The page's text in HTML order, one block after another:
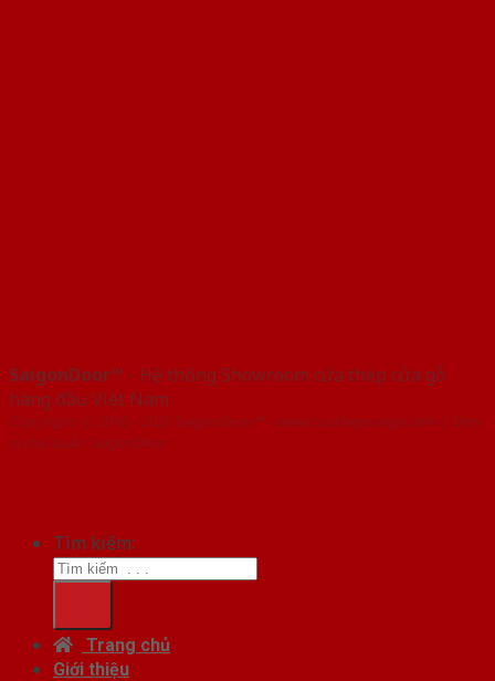
SaigonDoor™ - Hệ thống Showroom cửa thép cửa gỗ
hàng đầu Việt Nam
Copyright ⓒ 2016 – 2026 SaigonDoor™ - www.cuathepcuago.com | Đơn
vị chủ quản SaigonDoor
Tìm kiếm:
Trang chủ
Giới thiệu